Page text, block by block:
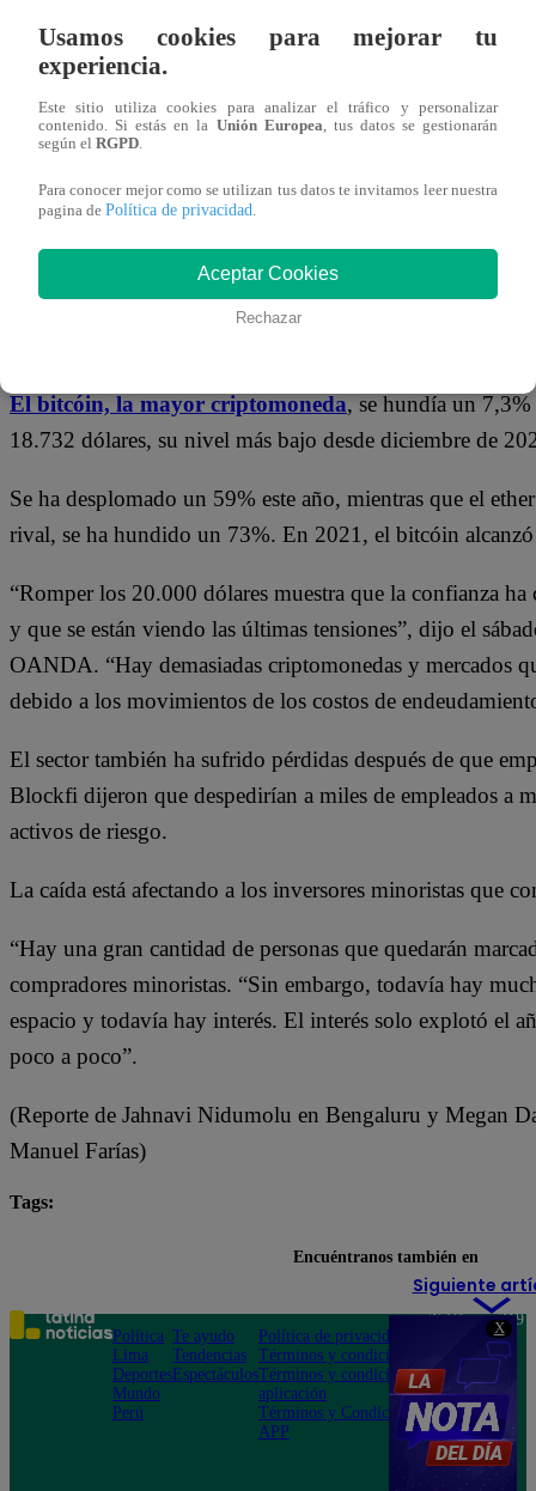
X
problemas en la industria y mientras continuaba el
El sector de la moneda digital ha sido golpeado esta
criptomonedas Celsius congeló los retiros y
criptomonedas comenzaron a despedir empleados y
criptomonedas tuvo problemas.
Se ha producido junto con una caída en los mercados
sufriendo la mayor caída porcentual semanal en dos
El bitcóin, la mayor criptomoneda, se hundía un 7,3%
18.732 dólares, su nivel más bajo desde diciembre de
Se ha desplomado un 59% este año, mientras que el
rival, se ha hundido un 73%. En 2021, el bitcóin
“Romper los 20.000 dólares muestra que la confianza
y que se están viendo las últimas tensiones”, dijo el
OANDA. “Hay demasiadas criptomonedas y mercados
debido a los movimientos de los costos de
El sector también ha sufrido pérdidas después de que
Blockfi dijeron que despedirían a miles de empleados a
activos de riesgo.
La caída está afectando a los inversores minoristas que
“Hay una gran cantidad de personas que quedarán
compradores minoristas. “Sin embargo, todavía hay
espacio y todavía hay interés. El interés solo explotó el
poco a poco”.
(Reporte de Jahnavi Nidumolu en Bengaluru y Megan
Manuel Farías)
Tags:
Siguiente
Usamos cookies para mejorar tu
experiencia.
Este sitio utiliza cookies para analizar el tráfico y personalizar
contenido. Si estás en la Unión Europea, tus datos se gestionarán
según el RGPD.
Para conocer mejor como se utilizan tus datos te invitamos leer nuestra
pagina de Política de privacidad.
Aceptar Cookies
Rechazar
Encuéntranos también en
Política
Lima
Deportes
Mundo
Perú
Te ayudo
Tendencias
Espectáculos
Política de privacidad
Términos y condiciones
Términos y condiciones
aplicación
Términos y Condiciones
APP
Teléfono: 219
Av. San
Felipe 968
Jesús María